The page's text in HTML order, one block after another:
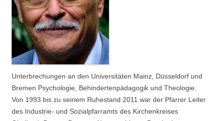
Unterbrechungen an den Universitäten Mainz, Düsseldorf und
Bremen Psychologie, Behindertenpädagogik und Theologie.
Von 1993 bis zu seinem Ruhestand 2011 war der Pfarrer Leiter
des Industrie- und Sozialpfarramts des Kirchenkreises